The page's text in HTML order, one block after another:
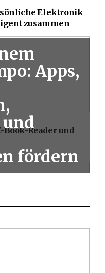
Elektronik
zusammen
Book-Reader und
Apps,
fördern